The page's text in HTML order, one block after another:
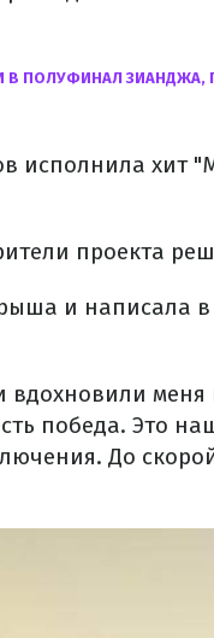
В ПОЛУФИНАЛ
исполнила хит
проекта
и написала
меня
победа. Это
До